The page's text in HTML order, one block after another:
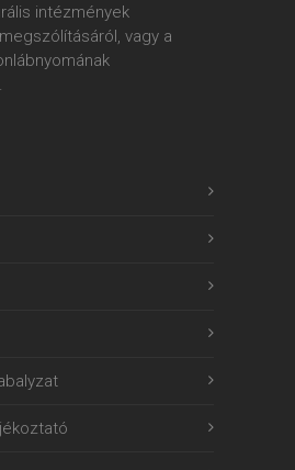
intézmények
vagy a